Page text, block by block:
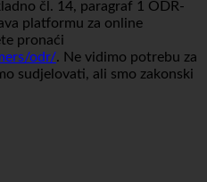
čl. 14, paragraf 1 ODR-
platformu za online
pronaći
odr/. Ne vidimo potrebu za
sudjelovati, ali smo zakonski